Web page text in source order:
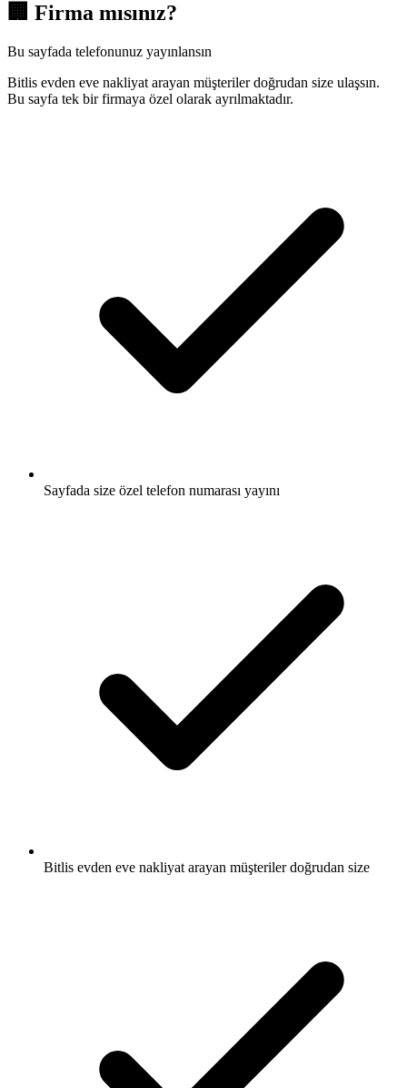
🏢 Firma mısınız?
Bu sayfada telefonunuz yayınlansın
Bitlis evden eve nakliyat arayan müşteriler doğrudan size ulaşsın.
Bu sayfa tek bir firmaya özel olarak ayrılmaktadır.
Sayfada size özel telefon numarası yayını
Bitlis evden eve nakliyat arayan müşteriler doğrudan size